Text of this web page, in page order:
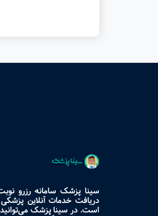
سینا پزشک سامانه رزرو
دریافت خدمات آنلاین پزشکی
است. در سینا پزشک